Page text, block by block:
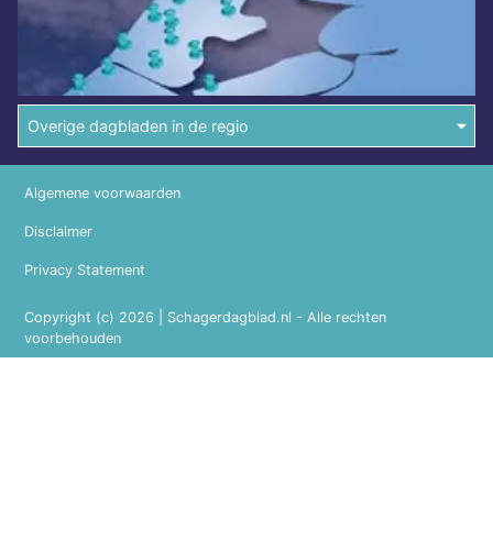
Overige dagbladen in de regio
Copyright (c) 2026 | Schagerdagblad.nl - Alle rechten
voorbehouden
Algemene voorwaarden
Disclaimer
Privacy Statement